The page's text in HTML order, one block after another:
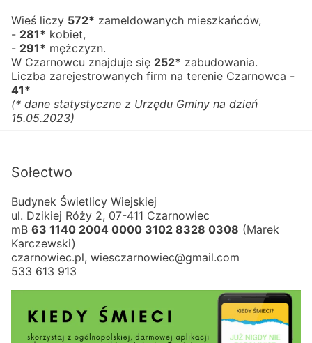
Wieś liczy 572* zameldowanych mieszkańców,
- 281* kobiet,
- 291* mężczyzn.
W Czarnowcu znajduje się 252* zabudowania.
41*
(* dane statystyczne z Urzędu Gminy na dzień
15.05.2023)
Sołectwo
Budynek Świetlicy Wiejskiej
ul. Dzikiej Róży 2, 07-411 Czarnowiec
mB 63 1140 2004 0000 3102 8328 0308 (Marek
Karczewski)
czarnowiec.pl, wiesczarnowiec@gmail.com
533 613 913